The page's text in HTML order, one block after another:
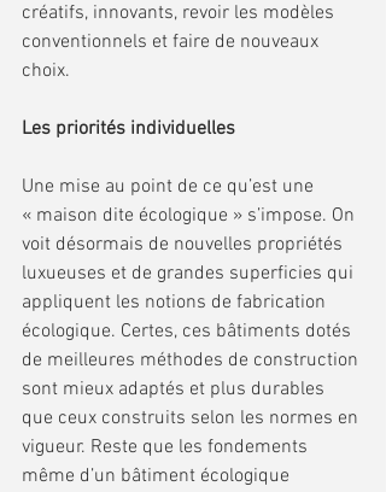
créatifs, innovants, revoir les modèles
conventionnels et faire de nouveaux
choix.
Les priorités individuelles
Une mise au point de ce qu’est une
« maison dite écologique » s’impose. On
voit désormais de nouvelles propriétés
luxueuses et de grandes superficies qui
appliquent les notions de fabrication
écologique. Certes, ces bâtiments dotés
de meilleures méthodes de construction
sont mieux adaptés et plus durables
que ceux construits selon les normes en
vigueur. Reste que les fondements
même d’un bâtiment écologique